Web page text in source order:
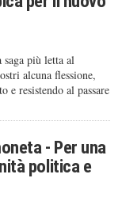
più letta al
alcuna flessione,
e resistendo al passare
- Per una
politica e